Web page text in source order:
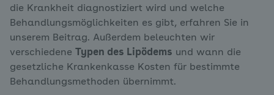
die Krankheit diagnostiziert wird und welche
Behandlungsmöglichkeiten es gibt, erfahren Sie in
unserem Beitrag. Außerdem beleuchten wir
verschiedene
Typen des Lipödems und wann die
gesetzliche Krankenkasse Kosten für bestimmte
Behandlungsmethoden übernimmt.